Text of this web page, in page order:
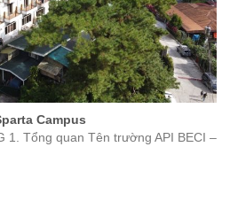
Campus
1. Tổng quan Tên trường API BECI –